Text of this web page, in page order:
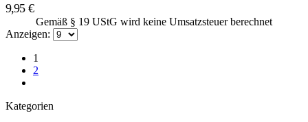
9,95 €
Gemäß § 19 UStG wird keine Umsatzsteuer berechnet
Anzeigen:
1
2
Kategorien